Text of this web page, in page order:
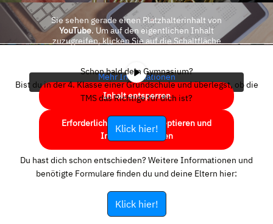
Sie sehen gerade einen Platzhalterinhalt von
YouTube. Um auf den eigentlichen Inhalt
zuzugreifen, klicken Sie auf die Schaltfläche
Mehr Informationen
Inhalt entsperren
Erforderlichen Service akzeptieren und
Inhalte entsperren
Schon bald dein Gymnasium?
Bist du in der 4. Klasse einer Grundschule und überlegst, ob die
TMS das Richtige für dich ist?
Klick hier!
Du hast dich schon entschieden? Weitere Informationen und
benötigte Formulare finden du und deine Eltern hier:
Klick hier!